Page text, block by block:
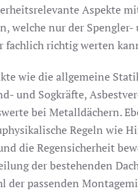
Aspekte
welche nur der Spengler-
fachlich richtig werten
wie die allgemeine
und Sogkräfte,
bei Metalldächern.
Regeln wie
die Regensicherheit
der bestehenden
der passenden